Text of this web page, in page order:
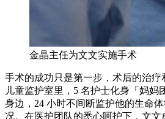
金晶主任为文文实施手术
手术的成功只是第一步，术后的治
儿童监护室里，5 名护士化身「妈妈
身边，24 小时不间断监护他的生命
况。在医护团队的悉心呵护下，文文